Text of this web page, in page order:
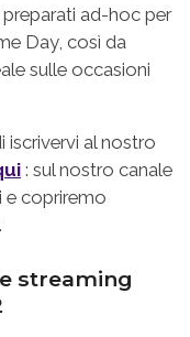
ad-hoc per
Day, così da
sulle occasioni
iscrivervi al nostro
: sul nostro canale
e copriremo
streaming